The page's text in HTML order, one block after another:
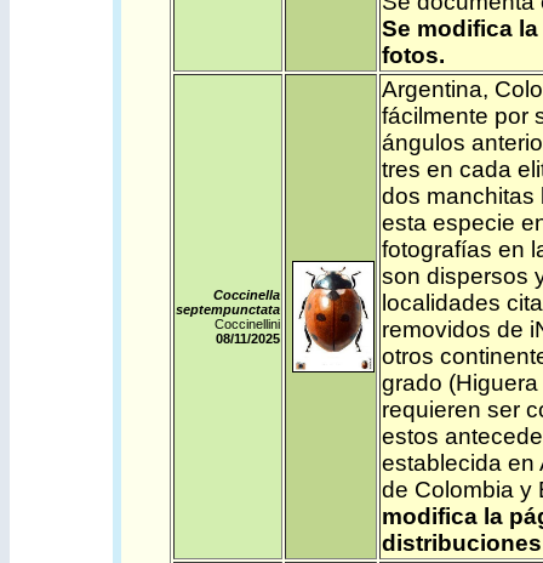
Se modifica
fotos.
Coccinella
septempunctata
Coccinellini
08/11/2025
Argentina,
fácilmente por
ángulos
tres en cada
dos manchitas
esta especie
fotografías en
son dispersos
localidades
removidos de
otros
grado
requieren ser
estos
establecida en
de Colombia y
modifica la